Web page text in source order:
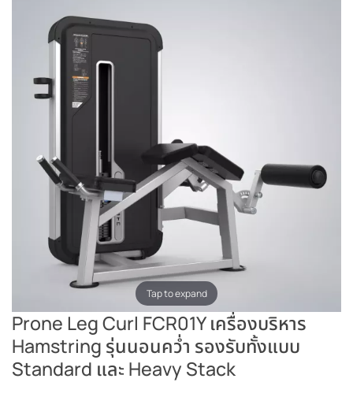
Tap to expand
Prone Leg Curl FCR01Y เครื่องบริหาร
Hamstring รุ่นนอนคว่ำ รองรับทั้งแบบ
Standard และ Heavy Stack